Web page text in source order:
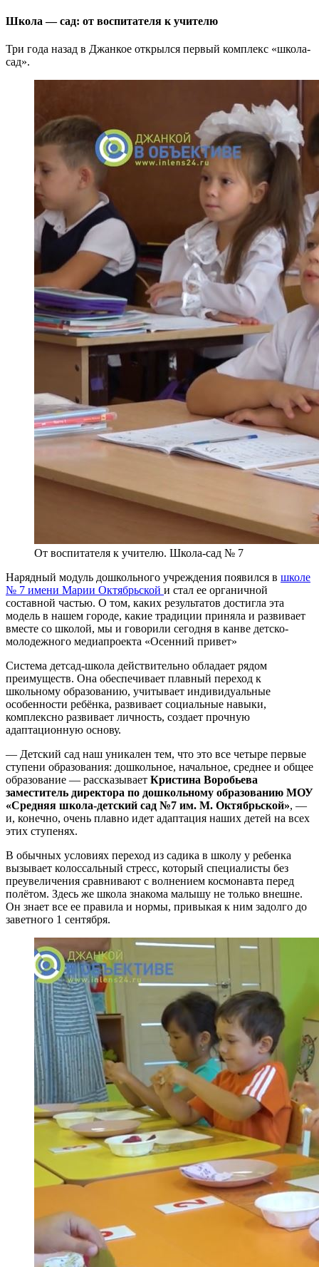
Школа — сад: от воспитателя к учителю
Три года назад в Джанкое открылся первый комплекс «школа-
сад».
От воспитателя к учителю. Школа-сад № 7
Нарядный модуль дошкольного учреждения появился в школе
№ 7 имени Марии Октябрьской и стал ее органичной
составной частью. О том, каких результатов достигла эта
модель в нашем городе, какие традиции приняла и развивает
вместе со школой, мы и говорили сегодня в канве детско-
молодежного медиапроекта «Осенний привет»
Система детсад-школа действительно обладает рядом
преимуществ. Она обеспечивает плавный переход к
школьному образованию, учитывает индивидуальные
особенности ребёнка, развивает социальные навыки,
комплексно развивает личность, создает прочную
адаптационную основу.
— Детский сад наш уникален тем, что это все четыре первые
ступени образования: дошкольное, начальное, среднее и общее
образование — рассказывает Кристина Воробьева
заместитель директора по дошкольному образованию МОУ
«Средняя школа-детский сад №7 им. М. Октябрьской», —
и, конечно, очень плавно идет адаптация наших детей на всех
этих ступенях.
В обычных условиях переход из садика в школу у ребенка
вызывает колоссальный стресс, который специалисты без
преувеличения сравнивают с волнением космонавта перед
полётом. Здесь же школа знакома малышу не только внешне.
Он знает все ее правила и нормы, привыкая к ним задолго до
заветного 1 сентября.